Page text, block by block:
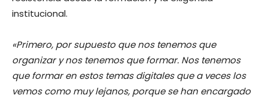
institucional.
«Primero, por supuesto que nos tenemos que
organizar y nos tenemos que formar. Nos tenemos
que formar en estos temas digitales que a veces los
vemos como muy lejanos, porque se han encargado